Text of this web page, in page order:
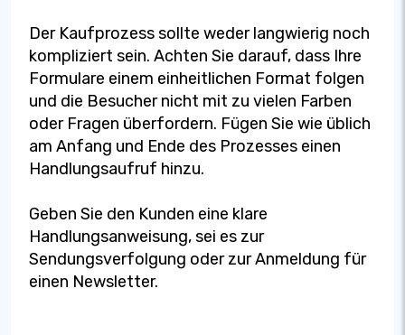
Der Kaufprozess sollte weder langwierig noch
kompliziert sein. Achten Sie darauf, dass Ihre
Formulare einem einheitlichen Format folgen
und die Besucher nicht mit zu vielen Farben
oder Fragen überfordern. Fügen Sie wie üblich
am Anfang und Ende des Prozesses einen
Handlungsaufruf hinzu.
Geben Sie den Kunden eine klare
Handlungsanweisung, sei es zur
Sendungsverfolgung oder zur Anmeldung für
einen Newsletter.